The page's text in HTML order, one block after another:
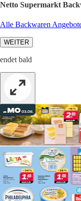
Netto Supermarkt
Alle Backwaren
WEITER
endet bald